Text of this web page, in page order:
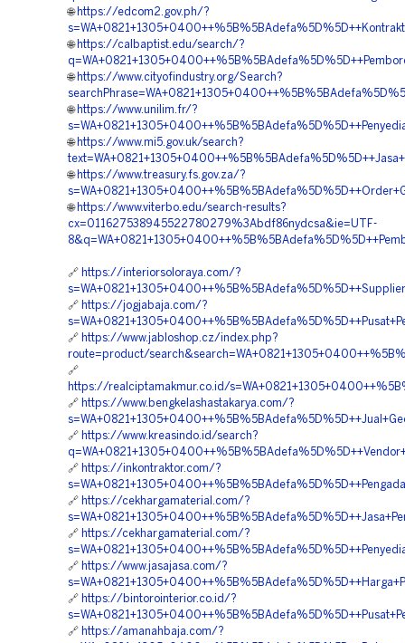
🌐 https://edcom2.gov.ph/?
🌐 https://calbaptist.edu/search/?
🌐 https://www.cityofindustry.org/Search?
🌐 https://www.unilim.fr/?
🌐 https://www.mi5.gov.uk/search?
🌐 https://www.treasury.fs.gov.za/?
🌐 https://www.viterbo.edu/search-results?
cx=011627538945522780279%3Abdf86nydcsa&ie=UTF-
🔗 https://interiorsoloraya.com/?
🔗 https://jogjabaja.com/?
🔗 https://www.jabloshop.cz/index.php?
route=product/
🔗
https://realciptamakmur.co.id/
🔗 https://www.bengkelashastakarya.com/?
🔗 https://www.kreasindo.id/search?
🔗 https://inkontraktor.com/?
🔗 https://cekhargamaterial.com/?
🔗 https://cekhargamaterial.com/?
🔗 https://www.jasajasa.com/?
🔗 https://bintorointerior.co.id/?
🔗 https://amanahbaja.com/?